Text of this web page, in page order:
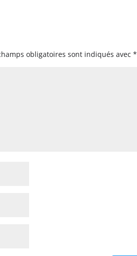
obligatoires sont indiqués avec*